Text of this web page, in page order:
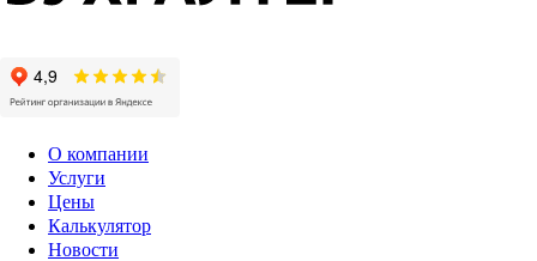
О компании
Услуги
Цены
Калькулятор
Новости